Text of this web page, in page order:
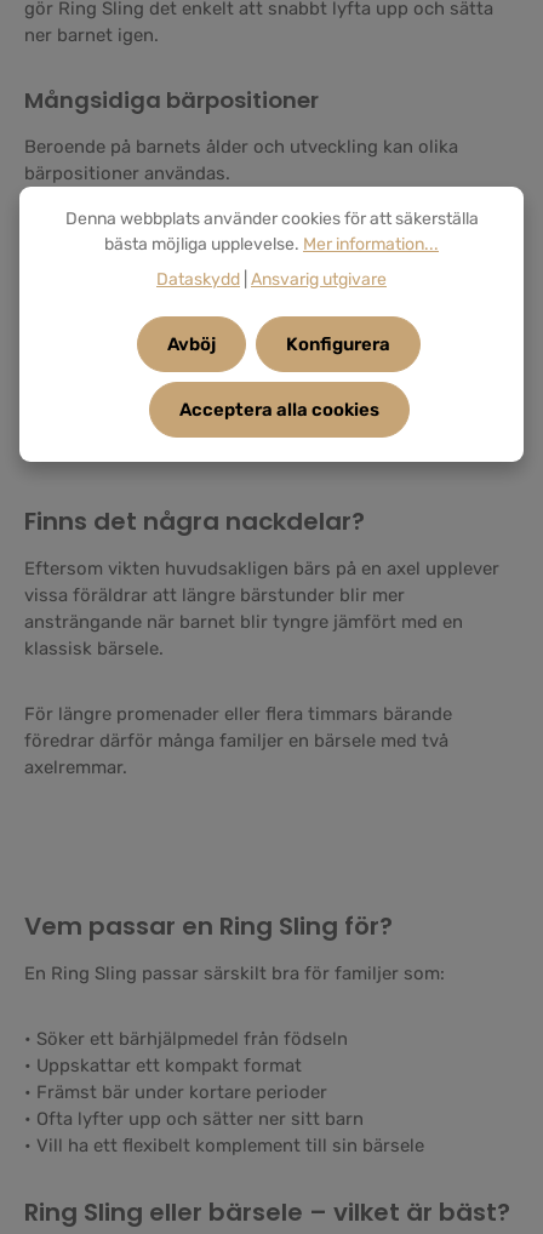
gör Ring Sling det enkelt att snabbt lyfta upp och sätta
ner barnet igen.
Mångsidiga bärpositioner
Beroende på barnets ålder och utveckling kan olika
bärpositioner användas.
Finns det några nackdelar?
Eftersom vikten huvudsakligen bärs på en axel upplever
vissa föräldrar att längre bärstunder blir mer
ansträngande när barnet blir tyngre jämfört med en
klassisk bärsele.
För längre promenader eller flera timmars bärande
föredrar därför många familjer en bärsele med två
axelremmar.
Vem passar en Ring Sling för?
En Ring Sling passar särskilt bra för familjer som:
• Söker ett bärhjälpmedel från födseln
• Uppskattar ett kompakt format
• Främst bär under kortare perioder
• Ofta lyfter upp och sätter ner sitt barn
• Vill ha ett flexibelt komplement till sin bärsele
Ring Sling eller bärsele – vilket är bäst?
Denna webbplats använder cookies för att säkerställa
bästa möjliga upplevelse. Mer information...
Dataskydd Ansvarig utgivare
Avböj Konfigurera
Acceptera alla cookies